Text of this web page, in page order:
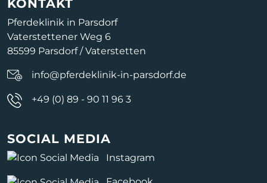
KONTAKT
Pferdeklinik in Parsdorf
Vaterstettener Weg 6
85599 Parsdorf / Vaterstetten
info@pferdeklinik-in-parsdorf.de
+49 (0) 89 - 90 11 96 3
SOCIAL MEDIA
Instagram